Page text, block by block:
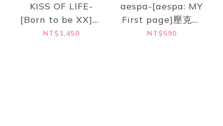
KISS OF LIFE-
[Born to be XX]大
學T
NT$1,450
aespa-[aespa: MY
First page]壓克力
立牌小卡座
NT$590